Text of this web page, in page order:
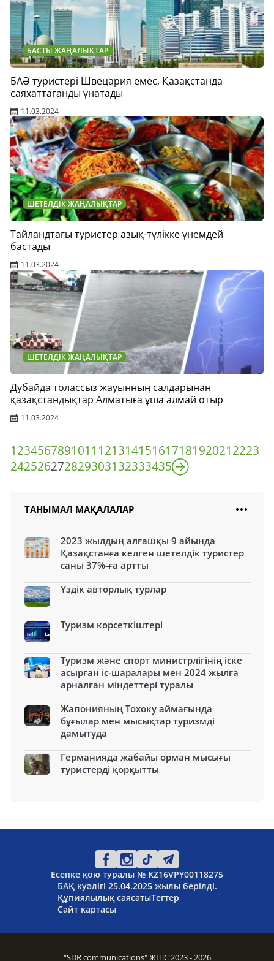
БАСТЫ ЖАҢАЛЫҚТАР
БАӘ туристері Швецария емес, Қазақстанда
саяхаттағанды ұнатады
11.03.2024
ШЕТЕЛДІК ЖАҢАЛЫҚТАР
Тайландтағы туристер азық-түлікке үнемдей
бастады
11.03.2024
ШЕТЕЛДІК ЖАҢАЛЫҚТАР
Дубайда толассыз жауынның салдарынан
қазақстандықтар Алматыға ұша алмай отыр
11.03.2024
1234567891011 121314151617181920212223
242526272829303132333435
ТАНЫМАЛ МАҚАЛАЛАР
2023 жылдың алғашқы 9 айында
Қазақстанға келген шетелдік туристер
саны 37%-ға артты
Үздік авторлық турлар
Туризм көрсеткіштері
Туризм және спорт министрлігінің іске
асырған іс-шаралары мен 2024 жылға
арналған міндеттері туралы
Жапонияның Тохоку аймағында
бұғылар мен мысықтар туризмді
дамытуда
Германияда жабайы орман мысығы
туристерді қорқытты
Есепке қою туралы № KZ16VPY00118275
БАҚ куәлігі 25.04.2025 жылы берілді.
Құпиялылық саясатыТегтер
Сайт картасы
"SDR communications" ЖШС 2023 - 2026